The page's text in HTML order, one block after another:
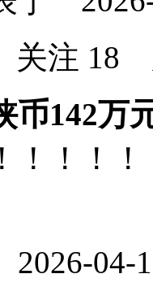
关注 18
币142万
！！！！
04-